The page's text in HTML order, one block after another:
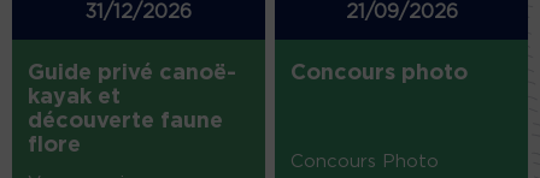
31/12/2026
Guide privé canoë-
kayak et
découverte faune
flore
21/09/2026
Concours photo
Concours Photo